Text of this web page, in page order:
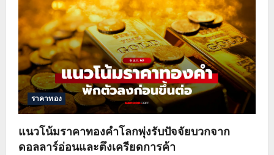
ราคาทอง
แนวโน้มราคาทองคำโลกพุ่งรับปัจจัยบวกจาก
ดอลลาร์อ่อนและตึงเครียดการค้า